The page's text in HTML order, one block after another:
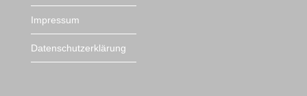
Impressum
Datenschutzerklärung